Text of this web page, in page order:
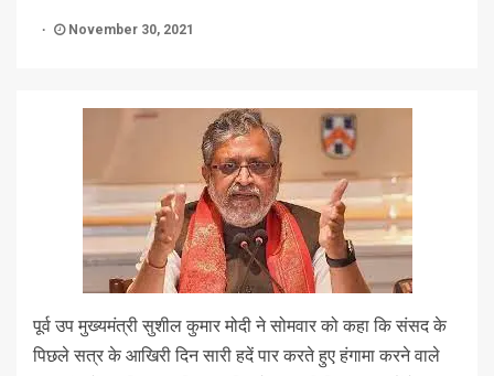
November 30, 2021
पूर्व उप मुख्यमंत्री सुशील कुमार मोदी ने सोमवार को कहा कि संसद के
पिछले सत्र के आखिरी दिन सारी हदें पार करते हुए हंगामा करने वाले